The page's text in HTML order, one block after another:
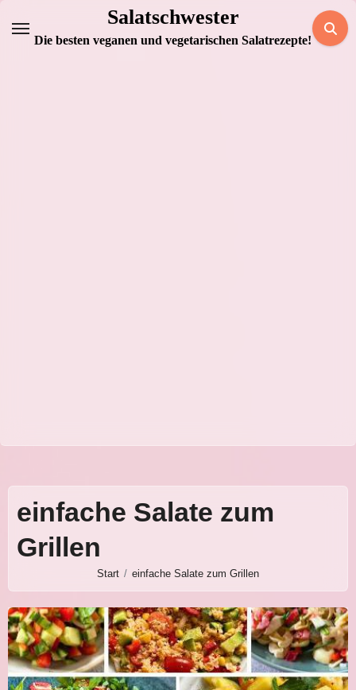
Inhalt
Salatschwester
Die besten veganen und vegetarischen Salatrezepte!
einfache Salate zum
Grillen
Start einfache Salate zum Grillen